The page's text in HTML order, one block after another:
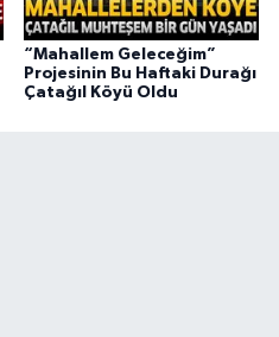
“Mahallem Geleceğim”
Projesinin Bu Haftaki Durağı
Çatağıl Köyü Oldu